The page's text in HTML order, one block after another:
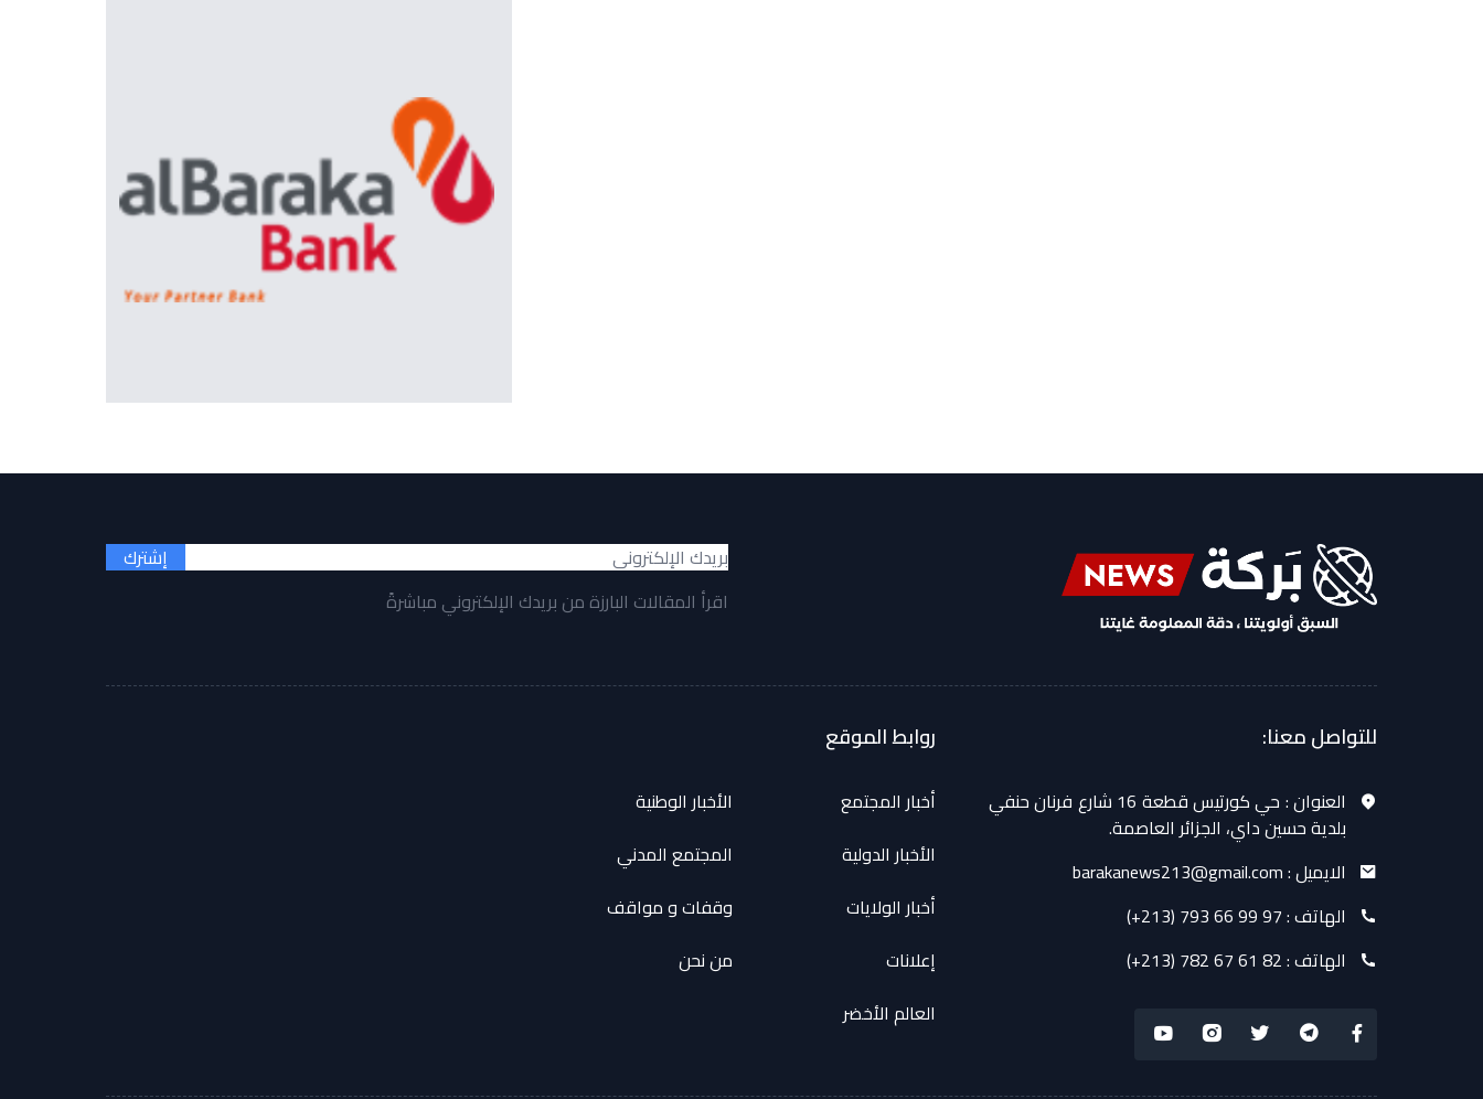
إشترك
اقرأ المقالات البارزة من بريدك الإلكتروني مباشرةً
للتواصل معنا:
العنوان :
حي كورتيس قطعة 16 شارع فرنان حنفي
بلدية حسين داي، الجزائر العاصمة.
الايميل :barakanews213@gmail.com
الهاتف :(+213) 793 66 99 97
الهاتف :(+213) 782 67 61 82
روابط الموقع
أخبار المجتمع
الأخبار الوطنية
الأخبار الدولية
المجتمع المدني
أخبار الولايات
وقفات و مواقف
إعلانات
من نحن
العالم الأخضر